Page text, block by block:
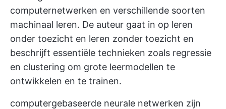
computernetwerken en verschillende soorten
machinaal leren. De auteur gaat in op leren
onder toezicht en leren zonder toezicht en
beschrijft essentiële technieken zoals regressie
en clustering om grote leermodellen te
ontwikkelen en te trainen.
computergebaseerde neurale netwerken zijn